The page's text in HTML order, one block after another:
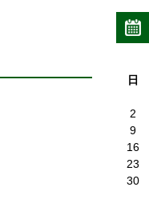
日
2
9
16
23
30